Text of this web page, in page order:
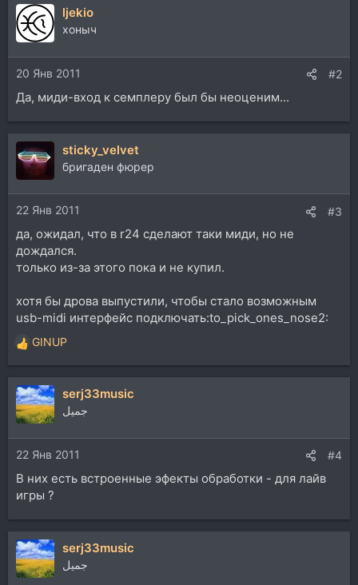
к
ц
и
и
:
ljekio
хоныч
20 Янв 2011 #2
Да, миди-вход к семплеру был бы неоценим...
sticky_velvet
бригаден фюрер
22 Янв 2011 #3
да, ожидал, что в r24 сделают таки миди, но не
дождался.
только из-за этого пока и не купил.
хотя бы дрова выпустили, чтобы стало возможным
usb-midi интерфейс подключать:to_pick_ones_nose2:
Р
е
а
к
ц
и
и
:
GINUP
serj33music
جميل
22 Янв 2011 #4
В них есть встроенные эфекты обработки - для лайв
игры ?
serj33music
جميل